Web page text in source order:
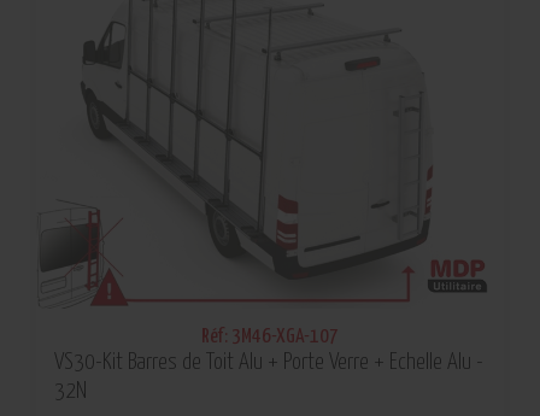
Réf: 3M46-XGA-107
VS30-Kit Barres de Toit Alu + Porte Verre + Echelle Alu -
32N